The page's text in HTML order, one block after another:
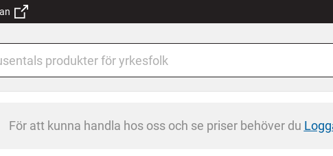
För att kunna handla hos oss och se priser behöver du